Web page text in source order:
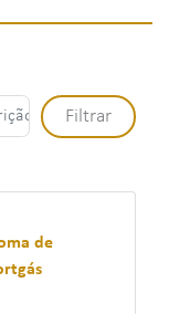
de